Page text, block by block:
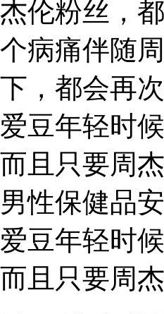
杰伦粉丝，
个病痛伴随
下，都会再
爱豆年轻时
而且只要周
男性保健品
爱豆年轻时
而且只要周